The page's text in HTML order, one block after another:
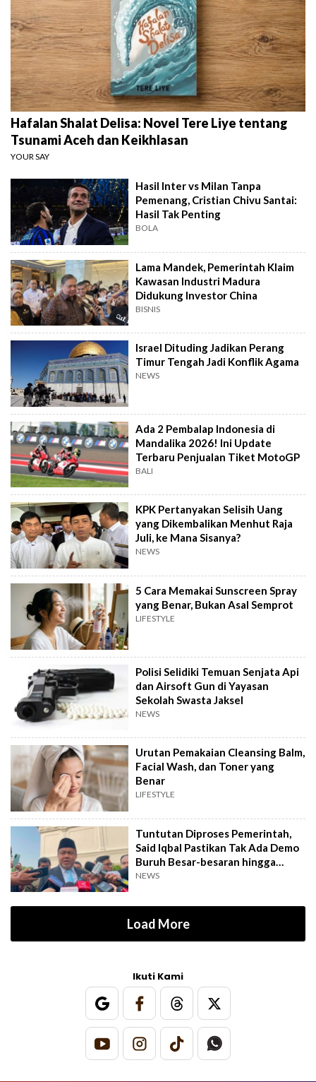
Hafalan Shalat Delisa: Novel Tere Liye tentang
Tsunami Aceh dan Keikhlasan
YOUR SAY
Hasil Inter vs Milan Tanpa
Pemenang, Cristian Chivu Santai:
Hasil Tak Penting
BOLA
Lama Mandek, Pemerintah Klaim
Kawasan Industri Madura
Didukung Investor China
BISNIS
Israel Dituding Jadikan Perang
Timur Tengah Jadi Konflik Agama
NEWS
Ada 2 Pembalap Indonesia di
Mandalika 2026! Ini Update
Terbaru Penjualan Tiket MotoGP
BALI
KPK Pertanyakan Selisih Uang
yang Dikembalikan Menhut Raja
Juli, ke Mana Sisanya?
NEWS
5 Cara Memakai Sunscreen Spray
yang Benar, Bukan Asal Semprot
LIFESTYLE
Polisi Selidiki Temuan Senjata Api
dan Airsoft Gun di Yayasan
Sekolah Swasta Jaksel
NEWS
Urutan Pemakaian Cleansing Balm,
Facial Wash, dan Toner yang
Benar
LIFESTYLE
Tuntutan Diproses Pemerintah,
Said Iqbal Pastikan Tak Ada Demo
Buruh Besar-besaran hingga
September
NEWS
Load More
Ikuti Kami